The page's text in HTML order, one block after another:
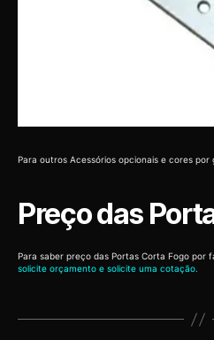
Para outros Acessórios opcionais e cores
Preço das
Para saber preço das Portas Corta Fogo por
solicite orçamento e solicite uma cotação.